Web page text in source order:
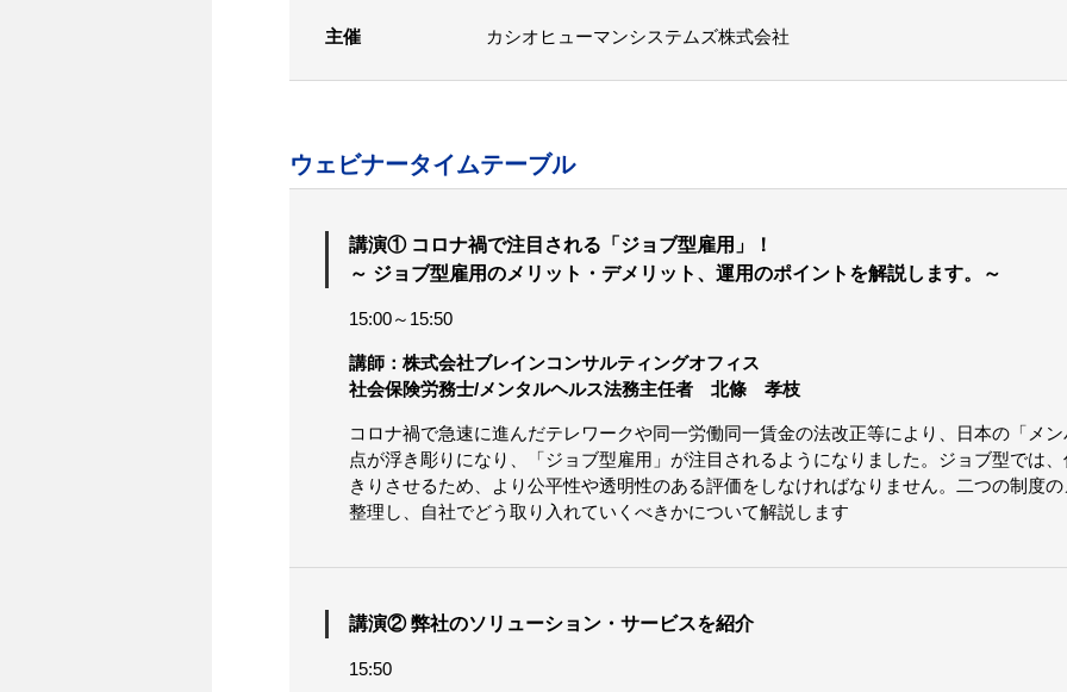
主催 カシオヒューマンシステムズ株式会社
ウェビナータイムテーブル
講演① コロナ禍で注目される「ジョブ型雇用」！
～ ジョブ型雇用のメリット・デメリット、運用のポイントを解説します。～
15:00～15:50
講師：株式会社ブレインコンサルティングオフィス
社会保険労務士/メンタルヘルス法務主任者 北條 孝枝
コロナ禍で急速に進んだテレワークや同一労働同一賃金の法改正等により、日本の「メ
点が浮き彫りになり、「ジョブ型雇用」が注目されるようになりました。ジョブ型では
きりさせるため、より公平性や透明性のある評価をしなければなりません。二つの制度
整理し、自社でどう取り入れていくべきかについて解説します
講演② 弊社のソリューション・サービスを紹介
15:50